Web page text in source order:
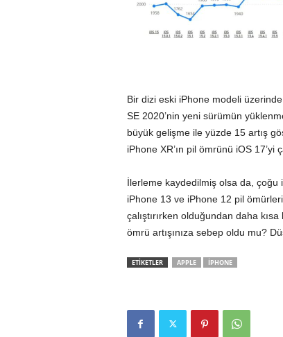
Bir dizi eski iPhone modeli
SE2020’nin yeni sürümün
büyük gelişme ile yüzde 15 artış
iPhone XR’ın pil ömrünü iOS 17’yi
İlerleme kaydedilmiş olsa da, çoğu
iPhone 13 ve iPhone 12 pil
çalıştırırken olduğundan daha
ömrü artışınıza sebep oldu mu?
ETİKETLER APPLE IPHONE